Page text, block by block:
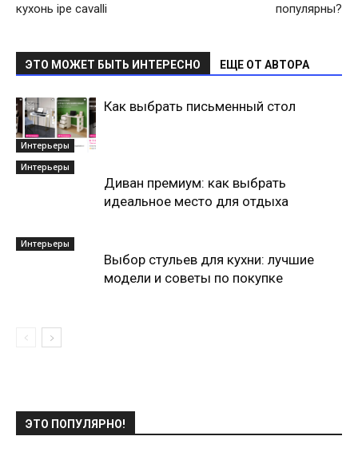
кухонь ipe cavalli
популярны?
ЭТО МОЖЕТ БЫТЬ ИНТЕРЕСНО ЕЩЕ ОТ АВТОРА
Интерьеры
Как выбрать письменный стол
Интерьеры
Диван премиум: как выбрать
идеальное место для отдыха
Интерьеры
Выбор стульев для кухни: лучшие
модели и советы по покупке
ЭТО ПОПУЛЯРНО!